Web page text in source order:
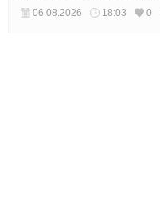
kurumların teknik
06.08.2026 18:03 0